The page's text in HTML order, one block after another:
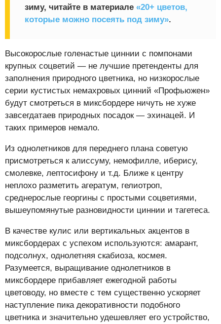
зиму, читайте в материале «20+ цветов,
которые можно посеять под зиму».
Высокорослые голенастые циннии с помпонами
крупных соцветий — не лучшие претенденты для
заполнения природного цветника, но низкорослые
серии кустистых немахровых цинний «Профьюжен»
будут смотреться в миксбордере ничуть не хуже
завсегдатаев природных посадок — эхинацей. И
таких примеров немало.
Из однолетников для переднего плана советую
присмотреться к алиссуму, немофилле, иберису,
смолевке, лептосифону и т.д. Ближе к центру
неплохо разметить агератум, гелиотроп,
среднерослые георгины с простыми соцветиями,
вышеупомянутые разновидности циннии и тагетеса.
В качестве кулис или вертикальных акцентов в
миксбордерах с успехом используются: амарант,
подсолнух, однолетняя скабиоза, космея.
Разумеется, выращивание однолетников в
миксбордере прибавляет ежегодной работы
цветоводу, но вместе с тем существенно ускоряет
наступление пика декоративности подобного
цветника и значительно удешевляет его устройство,